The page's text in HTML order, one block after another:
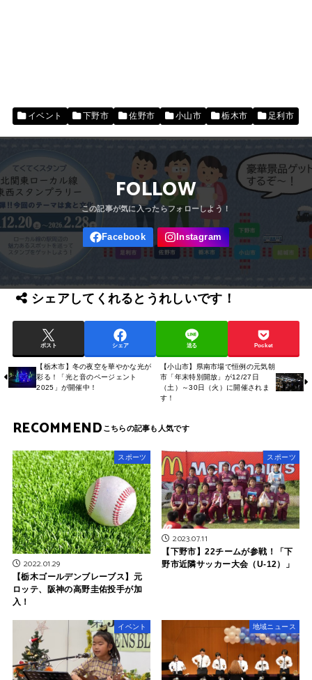
イベント 下野市 佐野市 小山市 栃木市 足利市
FOLLOW
シェアしてくれるとうれしいです！
ポスト シェア 送る Pocket
【栃木市】冬の夜空を華やかな光が
彩る！「光と音のページェント
2025」が開催中！
【小山市】県南市場で恒例の元気朝
市「年末特別開放」が12/27日
（土）～30日（火）に開催されま
す！
RECOMMEND
スポーツ
2022.01.29
【栃木ゴールデンブレーブス】元
ロッテ、阪神の高野圭佑投手が加
入！
スポーツ
2023.07.11
【下野市】22チームが参戦！「下
野市近隣サッカー大会（U-12）」
イベント 地域ニュース